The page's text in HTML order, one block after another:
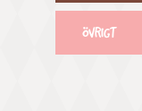
ÖVRIGT